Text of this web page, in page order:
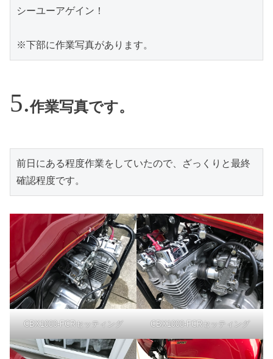
シーユーアゲイン！
※下部に作業写真があります。
作業写真です。
前日にある程度作業をしていたので、ざっくりと最終
確認程度です。
CBX1000-FCRセッティング CBX1000-FCRセッティング